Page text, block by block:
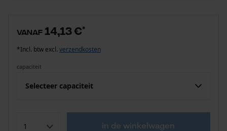
vanaf 14,13 €*
*Incl. btw excl. verzendkosten
capaciteit
Selecteer capaciteit
in de winkelwagen